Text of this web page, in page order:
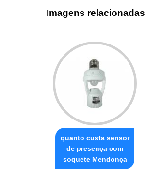
Imagens relacionadas
quanto custa sensor
de presença com
soquete Mendonça